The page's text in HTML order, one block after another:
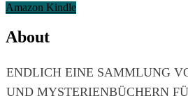
Amazon Kindle
About
ENDLICH EINE SAMMLUNG
UND MYSTERIENBÜCHERN